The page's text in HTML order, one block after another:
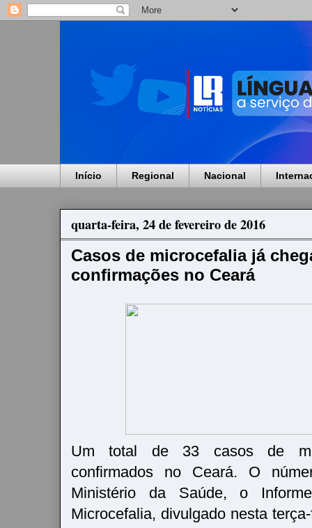
Início Regional Nacional
quarta-feira, 24 de fevereiro de 2016
Casos de microcefalia já
confirmações no Ceará
Um total de 33 casos de
confirmados no Ceará. O
Ministério da Saúde, o
Microcefalia, divulgado nesta